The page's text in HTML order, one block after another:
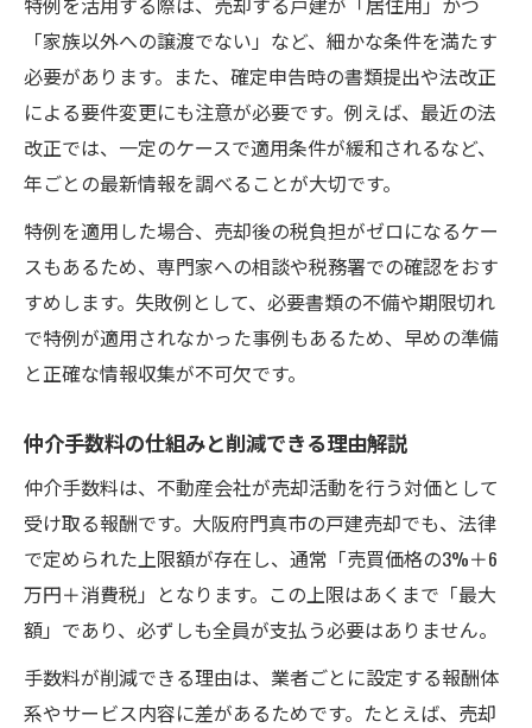
「家族以外への譲渡でない」など、細かな条件を満たす
必要があります。また、確定申告時の書類提出や法改正
による要件変更にも注意が必要です。例えば、最近の法
改正では、一定のケースで適用条件が緩和されるなど、
年ごとの最新情報を調べることが大切です。
特例を適用した場合、売却後の税負担がゼロになるケー
スもあるため、専門家への相談や税務署での確認をおす
すめします。失敗例として、必要書類の不備や期限切れ
で特例が適用されなかった事例もあるため、早めの準備
と正確な情報収集が不可欠です。
仲介手数料の仕組みと削減できる理由解説
仲介手数料は、不動産会社が売却活動を行う対価として
受け取る報酬です。大阪府門真市の戸建売却でも、法律
で定められた上限額が存在し、通常「売買価格の3%＋6
万円＋消費税」となります。この上限はあくまで「最大
額」であり、必ずしも全員が支払う必要はありません。
手数料が削減できる理由は、業者ごとに設定する報酬体
系やサービス内容に差があるためです。たとえば、売却